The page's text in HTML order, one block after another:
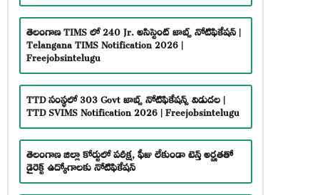
తెలంగాణ TIMS లో 240 Jr. అసిస్టెంట్ జాబ్స్ నోటిఫికేషన్ |
Telangana TIMS Notification 2026 |
Freejobsintelugu
TTD సంస్థలో 303 Govt జాబ్స్ నోటిఫికేషన్స్ విడుదల |
TTD SVIMS Notification 2026 | Freejobsintelugu
తెలంగాణ జిల్లా కోర్టులో పరీక్ష, ఫీజు లేకుండా టెన్త్ అర్హతతో
డైరెక్ట్ ఉద్యోగాలకు నోటిఫికేషన్